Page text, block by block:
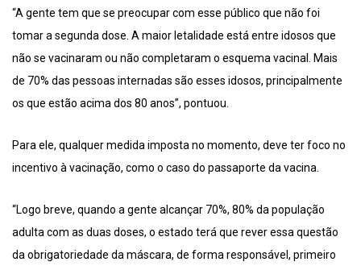
“A gente tem que se preocupar com esse público que não foi
tomar a segunda dose. A maior letalidade está entre idosos que
não se vacinaram ou não completaram o esquema vacinal. Mais
de 70% das pessoas internadas são esses idosos, principalmente
os que estão acima dos 80 anos”, pontuou.
Para ele, qualquer medida imposta no momento, deve ter foco no
incentivo à vacinação, como o caso do passaporte da vacina.
“Logo breve, quando a gente alcançar 70%, 80% da população
adulta com as duas doses, o estado terá que rever essa questão
da obrigatoriedade da máscara, de forma responsável, primeiro